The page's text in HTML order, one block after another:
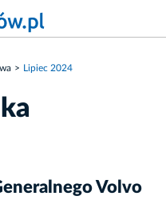
Lipiec 2024
Volvo